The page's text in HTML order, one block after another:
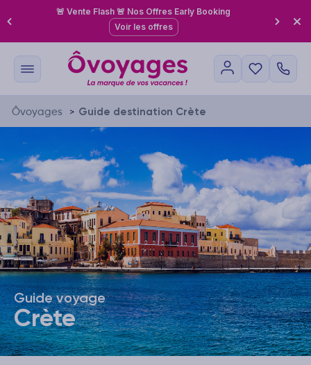
🚨 Vente Flash 🚨 Nos Offres Early Booking
Voir les offres
Ôvoyages > Guide destination Crète
Guide voyage
Crète